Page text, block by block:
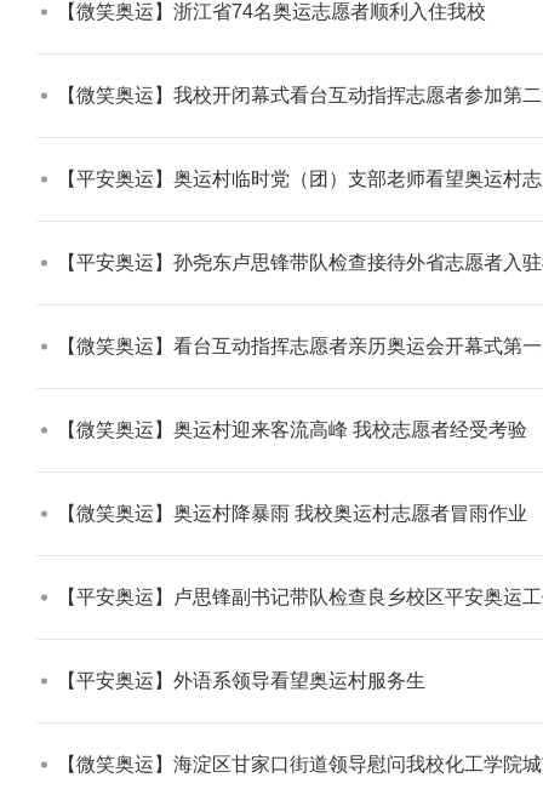
【微笑奥运】浙江省74名奥运志愿者顺利入住我校​
【微笑奥运】我校开闭幕式看台互动指挥志愿者参加第
【平安奥运】奥运村临时党（团）支部老师看望奥运村
【平安奥运】孙尧东卢思锋带队检查接待外省志愿者入
【微笑奥运】看台互动指挥志愿者亲历奥运会开幕式第
【微笑奥运】奥运村迎来客流高峰 我校志愿者经受考验​
【微笑奥运】奥运村降暴雨 我校奥运村志愿者冒雨作业​
【平安奥运】卢思锋副书记带队检查良乡校区平安奥运
【平安奥运】外语系领导看望奥运村服务生​
【微笑奥运】海淀区甘家口街道领导慰问我校化工学院